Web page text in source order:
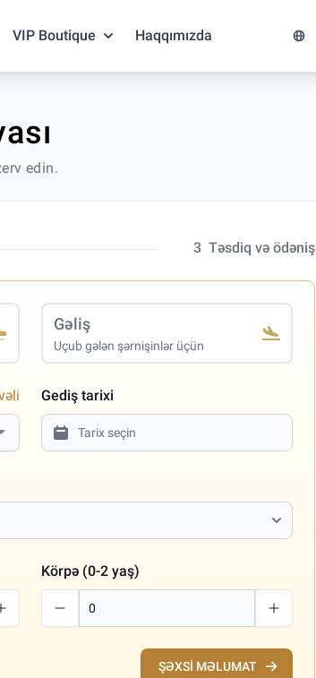
VIP Boutique Haqqımızda
edin.
3 Təsdiq və ödəniş
Gəliş
Uçub gələn şərnişinlər üçün
Gediş tarixi
Körpə (0-2 yaş)
ŞƏXSI MƏLUMAT